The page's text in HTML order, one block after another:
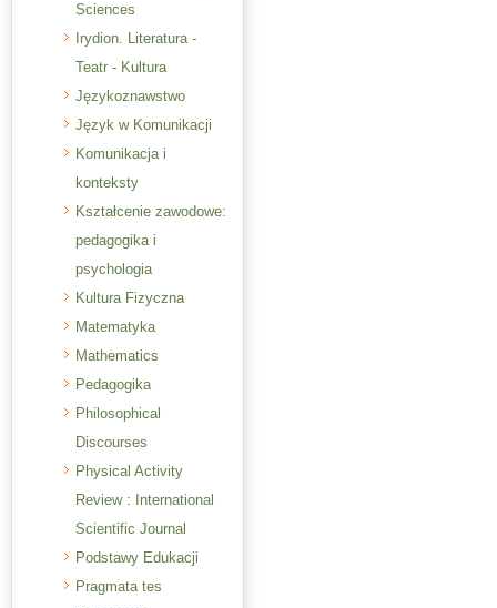
Sciences
Irydion. Literatura -
Teatr - Kultura
Językoznawstwo
Język w Komunikacji
Komunikacja i
konteksty
Kształcenie zawodowe:
pedagogika i
psychologia
Kultura Fizyczna
Matematyka
Mathematics
Pedagogika
Philosophical
Discourses
Physical Activity
Review : International
Scientific Journal
Podstawy Edukacji
Pragmata tes